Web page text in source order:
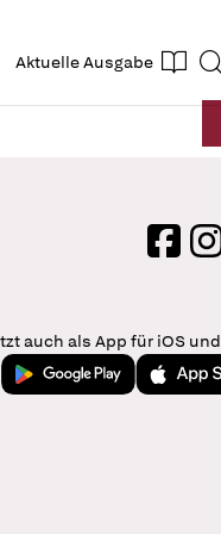
Aktuelle Ausgabe
login
auch als App für iOS
Jetzt bei Google Play
Laden im